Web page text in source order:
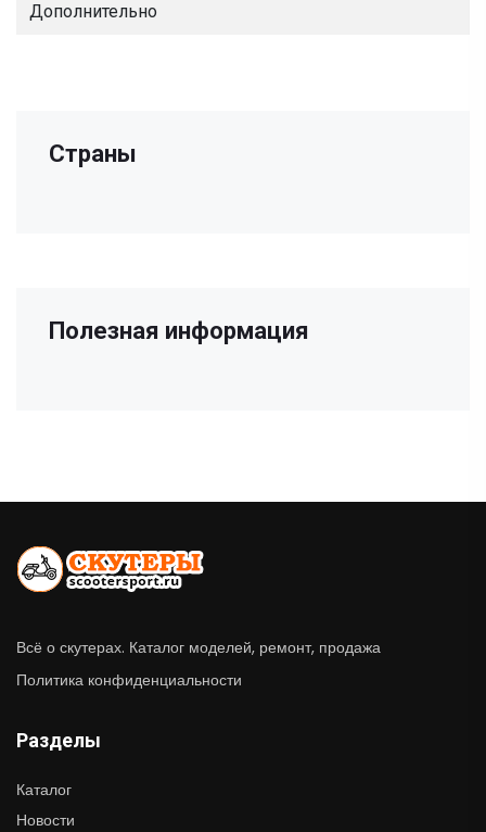
Дополнительно
Страны
Полезная информация
Всё о скутерах. Каталог моделей, ремонт, продажа
Политика конфиденциальности
Разделы
Каталог
Новости